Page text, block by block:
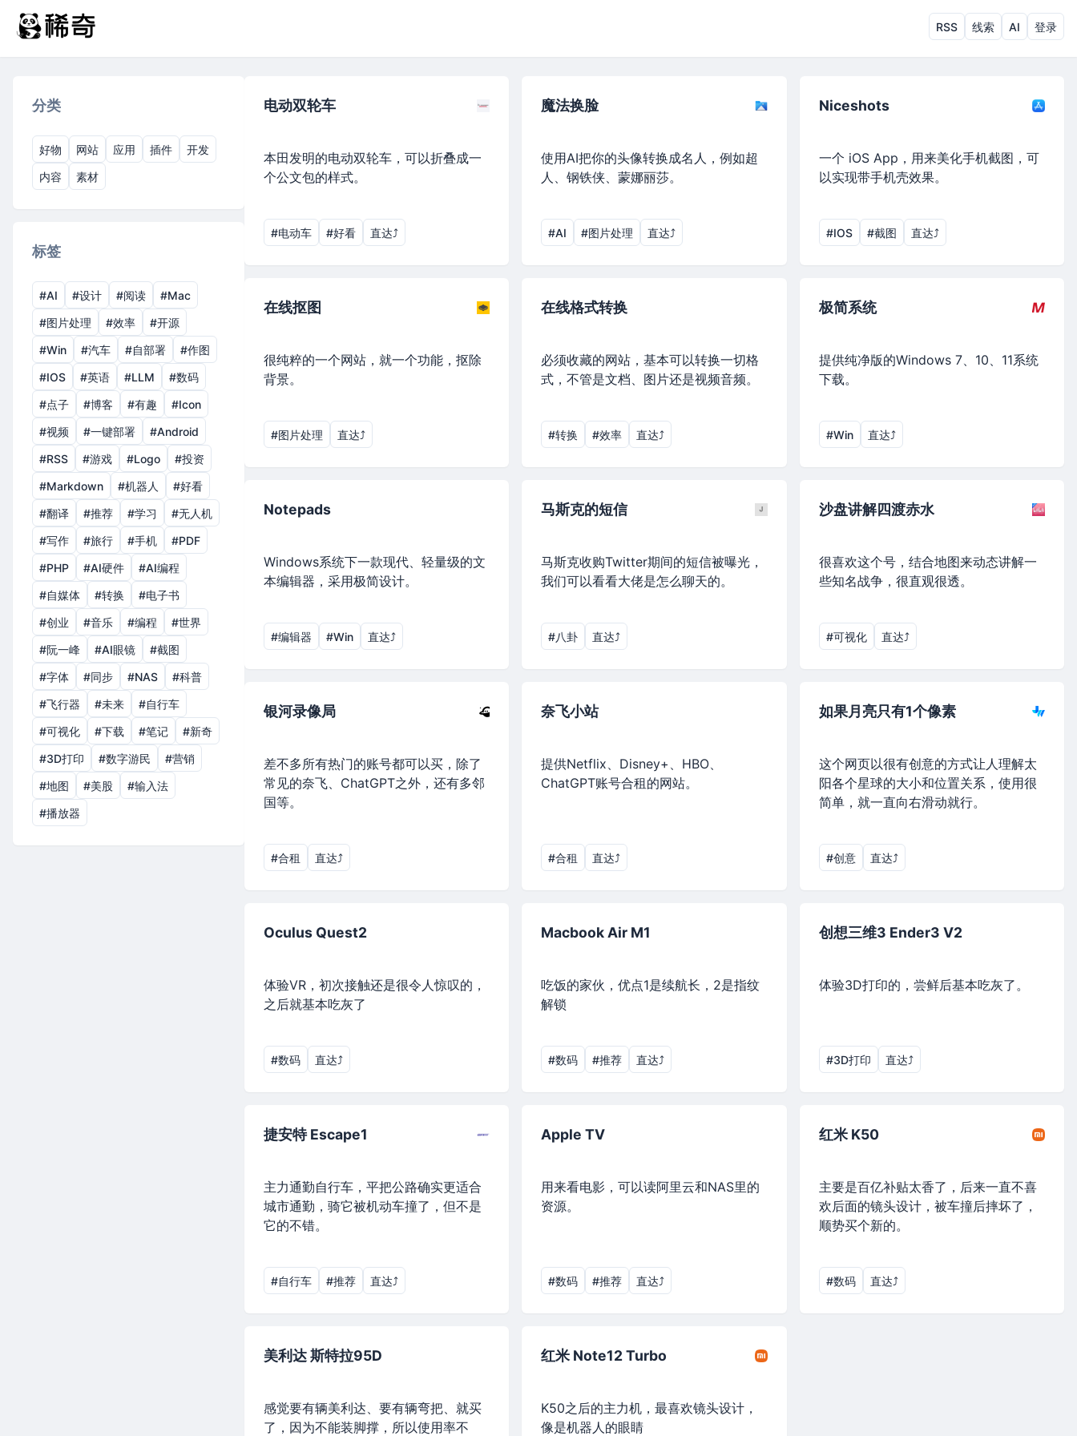
RSS 线索 AI 登录
分类
好物 网站 应用 插件
开发
内容
素材
标签
#AI #设计 #阅读
#Mac
#图片处理
#效率
#开源
#Win
#汽车 #自部署
#作图
#IOS
#英语 #LLM
#数码
#点子
#博客 #有趣
#Icon
#视频
#一键部署
#Android
#RSS
#游戏 #Logo
#投资
#Markdown
#机器人
#好看
#翻译
#推荐 #学习
#无人机
#写作
#旅行 #手机
#PDF
#PHP
#AI硬件
#AI编程
#自媒体
#转换
#电子书
#创业
#音乐 #编程
#世界
#阮一峰
#AI眼镜
#截图
#字体
#同步 #NAS
#科普
#飞行器
#未来
#自行车
#可视化
#下载 #笔记
#新奇
#3D打印
#数字游民
#营销
#地图
#美股
#输入法
#播放器
电动双轮车
本田发明的电动双轮车，可以折叠成一
个公文包的样式。
#电动车 #好看 直达⤴︎
魔法换脸
使用AI把你的头像转换成名人，例如超
人、钢铁侠、蒙娜丽莎。
#AI #图片处理 直达⤴︎
Niceshots
一个 iOS App，用来美化手机截图，可
以实现带手机壳效果。
#IOS #截图 直达⤴︎
在线抠图
很纯粹的一个网站，就一个功能，抠除
背景。
#图片处理 直达⤴︎
在线格式转换
必须收藏的网站，基本可以转换一切格
式，不管是文档、图片还是视频音频。
#转换 #效率 直达⤴︎
极简系统
提供纯净版的Windows 7、10、11系统
下载。
#Win 直达⤴︎
Notepads
Windows系统下一款现代、轻量级的文
本编辑器，采用极简设计。
#编辑器 #Win 直达⤴︎
马斯克的短信
马斯克收购Twitter期间的短信被曝光，
我们可以看看大佬是怎么聊天的。
#八卦 直达⤴︎
沙盘讲解四渡赤水
很喜欢这个号，结合地图来动态讲解一
些知名战争，很直观很透。
#可视化 直达⤴︎
银河录像局
差不多所有热门的账号都可以买，除了
常见的奈飞、ChatGPT之外，还有多邻
国等。
#合租 直达⤴︎
奈飞小站
提供Netflix、Disney+、HBO、
ChatGPT账号合租的网站。
#合租 直达⤴︎
如果月亮只有1个像素
这个网页以很有创意的方式让人理解太
阳各个星球的大小和位置关系，使用很
简单，就一直向右滑动就行。
#创意 直达⤴︎
Oculus Quest2
体验VR，初次接触还是很令人惊叹的，
之后就基本吃灰了
#数码 直达⤴︎
Macbook Air M1
吃饭的家伙，优点1是续航长，2是指纹
解锁
#数码 #推荐 直达⤴︎
创想三维3 Ender3 V2
体验3D打印的，尝鲜后基本吃灰了。
#3D打印 直达⤴︎
捷安特 Escape1
主力通勤自行车，平把公路确实更适合
城市通勤，骑它被机动车撞了，但不是
它的不错。
#自行车 #推荐 直达⤴︎
Apple TV
用来看电影，可以读阿里云和NAS里的
资源。
#数码 #推荐 直达⤴︎
红米 K50
主要是百亿补贴太香了，后来一直不喜
欢后面的镜头设计，被车撞后摔坏了，
顺势买个新的。
#数码 直达⤴︎
美利达 斯特拉95D
感觉要有辆美利达、要有辆弯把、就买
了，因为不能装脚撑，所以使用率不
红米 Note12 Turbo
K50之后的主力机，最喜欢镜头设计，
像是机器人的眼睛